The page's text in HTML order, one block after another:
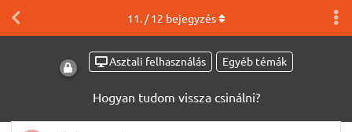
Asztali felhasználás Egyéb témák
Hogyan tudom vissza csinálni?
11. /12 bejegyzés